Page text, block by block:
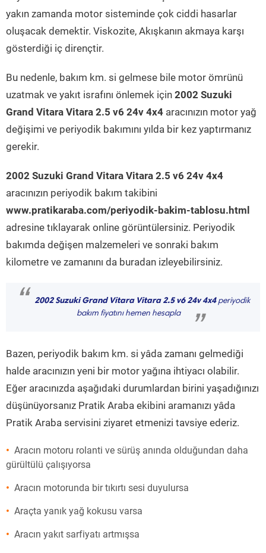
yakın zamanda motor sisteminde çok ciddi hasarlar
oluşacak demektir. Viskozite, Akışkanın akmaya karşı
gösterdiği iç dirençtir.
Bu nedenle, bakım km. si gelmese bile motor ömrünü
uzatmak ve yakıt israfını önlemek için 2002 Suzuki
Grand Vitara Vitara 2.5 v6 24v 4x4 aracınızın motor yağ
değişimi ve periyodik bakımını yılda bir kez yaptırmanız
gerekir.
2002 Suzuki Grand Vitara Vitara 2.5 v6 24v 4x4
aracınızın periyodik bakım takibini
www.pratikaraba.com/periyodik-bakim-tablosu.html
adresine tıklayarak online görüntülersiniz. Periyodik
bakımda değişen malzemeleri ve sonraki bakım
kilometre ve zamanını da buradan izleyebilirsiniz.
“ 2002 Suzuki Grand Vitara Vitara 2.5 v6 24v 4x4periyodik
bakım fiyatını hemen hesapla
”
Bazen, periyodik bakım km. si yâda zamanı gelmediği
halde aracınızın yeni bir motor yağına ihtiyacı olabilir.
Eğer aracınızda aşağıdaki durumlardan birini yaşadığınızı
düşünüyorsanız Pratik Araba ekibini aramanızı yâda
Pratik Araba servisini ziyaret etmenizi tavsiye ederiz.
Aracın motoru rolanti ve sürüş anında olduğundan daha
gürültülü çalışıyorsa
Aracın motorunda bir tıkırtı sesi duyulursa
Araçta yanık yağ kokusu varsa
Aracın yakıt sarfiyatı artmışsa